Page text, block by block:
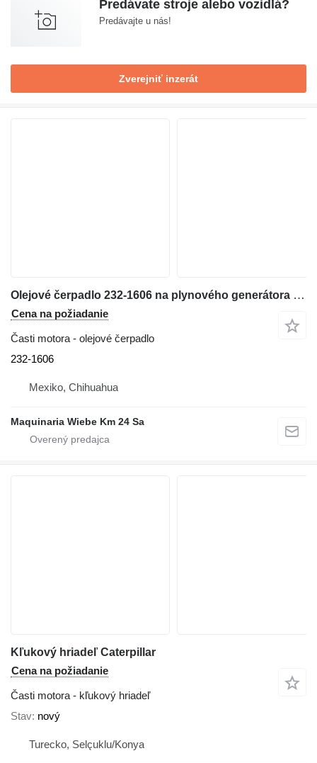
Predávate stroje alebo vozidlá?
Predávajte u nás!
Zverejniť inzerát
Olejové čerpadlo 232-1606 na plynového generátora Caterpillar G3412C
Cena na požiadanie
Časti motora - olejové čerpadlo
232-1606
Mexiko, Chihuahua
Maquinaria Wiebe Km 24 Sa
Kľukový hriadeľ Caterpillar
Cena na požiadanie
Časti motora - kľukový hriadeľ
Stav nový
Turecko, Selçuklu/Konya